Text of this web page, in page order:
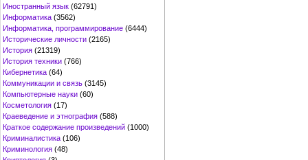
Иностранный язык (62791)
Информатика (3562)
Информатика, программирование (6444)
Исторические личности (2165)
История (21319)
История техники (766)
Кибернетика (64)
Коммуникации и связь (3145)
Компьютерные науки (60)
Косметология (17)
Краеведение и этнография (588)
Краткое содержание произведений (1000)
Криминалистика (106)
Криминология (48)